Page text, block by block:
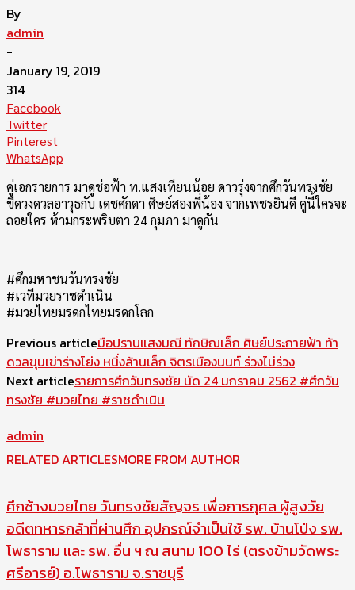
By
admin
-
January 19, 2019
314
Facebook
Twitter
Pinterest
WhatsApp
คู่เอกรายการ มาดูช่อฟ้า ท.แสงเทียนน้อย ดาวรุ่งจากศึกวันทรงชัย
ขีดวงดวลอาวุธกับ เดชศักดา ศิษย์สองพี่น้อง จากเพชรยินดี คู่นี้ใครจะ
ถอยใคร ห้ามกระพริบตา 24 กุมภา มาดูกัน
#ศึกมหาชนวันทรงชัย
#เวทีมวยราชดำเนิน
#มวยไทยมรดกไทยมรดกโลก
Previous articleมือปราบแสงมณี ทักษิณเล็ก ศิษย์ประกายฟ้า ท้า
ดวลขุนเข่าร่างโย่ง หนึ่งล้านเล็ก จิตรเมืองนนท์ ร่วงไม่ร่วง
Next articleรายการศึกวันทรงชัย นัด 24 มกราคม 2562 #ศึกวัน
ทรงชัย #มวยไทย #ราชดำเนิน
admin
RELATED ARTICLESMORE FROM AUTHOR
ศึกช้างมวยไทย วันทรงชัยสัญจร เพื่อการกุศล ผู้สูงวัย
อดีตทหารกล้าที่ผ่านศึก อุปกรณ์จำเป็นใช้ รพ. บ้านโป่ง รพ.
โพธาราม และ รพ. อื่น ฯ ณ สนาม 100 ไร่ (ตรงข้ามวัดพระ
ศรีอารย์) อ.โพธาราม จ.ราชบุรี